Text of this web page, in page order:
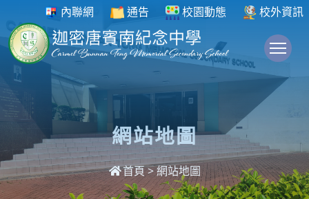
內聯網 通告 校園動態 校外資訊
網站地圖
首頁>網站地圖